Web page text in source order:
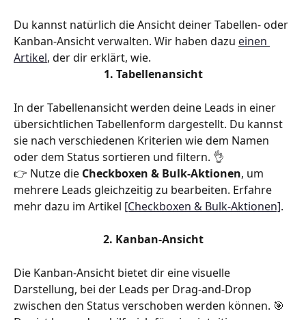
Du kannst natürlich die Ansicht deiner Tabellen- oder
Kanban-Ansicht verwalten. Wir haben dazu einen
Artikel, der dir erklärt, wie.
1. Tabellenansicht
In der Tabellenansicht werden deine Leads in einer
übersichtlichen Tabellenform dargestellt. Du kannst
sie nach verschiedenen Kriterien wie dem Namen
oder dem Status sortieren und filtern. 👌
👉 Nutze die Checkboxen & Bulk-Aktionen, um
mehrere Leads gleichzeitig zu bearbeiten. Erfahre
mehr dazu im Artikel [Checkboxen & Bulk-Aktionen].
2. Kanban-Ansicht
Die Kanban-Ansicht bietet dir eine visuelle
Darstellung, bei der Leads per Drag-and-Drop
zwischen den Status verschoben werden können. 🎯